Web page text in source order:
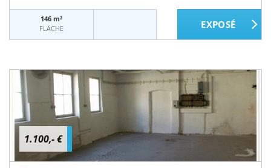
146 m²
FLÄCHE
1.100,- €